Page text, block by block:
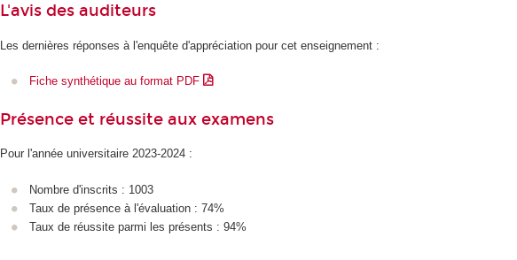
L'avis des auditeurs
Les dernières réponses à l'enquête d'appréciation pour cet enseignement :
Fiche synthétique au format PDF
Présence et réussite aux examens
Pour l'année universitaire 2023-2024 :
Nombre d'inscrits : 1003
Taux de présence à l'évaluation : 74%
Taux de réussite parmi les présents : 94%